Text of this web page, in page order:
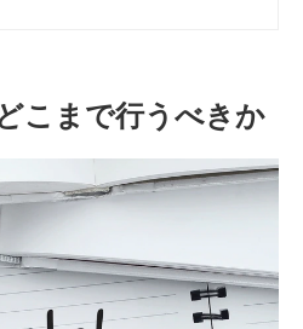
こまで行うべきか